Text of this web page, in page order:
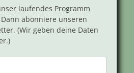
laufendes Programm
abonniere unseren
(Wir geben deine Daten